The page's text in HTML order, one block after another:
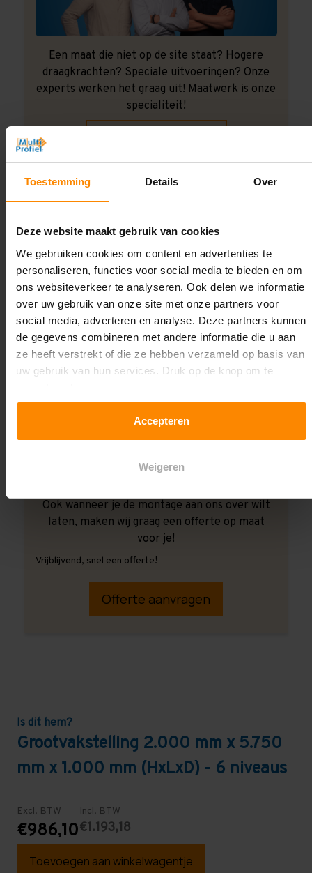
Toestemming Details Over
Deze website maakt gebruik van cookies
We gebruiken cookies om content en advertenties te
personaliseren, functies voor social media te bieden en om
ons websiteverkeer te analyseren. Ook delen we informatie
over uw gebruik van onze site met onze partners voor
social media, adverteren en analyse. Deze partners kunnen
de gegevens combineren met andere informatie die u aan
ze heeft verstrekt of die ze hebben verzameld op basis van
uw gebruik van hun services. Druk op de knop om te
accepteren!
Accepteren
Weigeren
Een maat die niet op de site staat? Hogere
draagkrachten? Speciale uitvoeringen? Onze
experts werken het graag uit! Maatwerk is onze
specialiteit!
Montage uitbesteden?
Ook wanneer je de montage aan ons over wilt
laten, maken wij graag een offerte op maat
voor je!
Vrijblijvend, snel een offerte!
Offerte aanvragen
Is dit hem?
Grootvakstelling 2.000 mm x 5.750
mm x 1.000 mm (HxLxD) - 6 niveaus
Excl. BTW
€986,10
Incl. BTW
€1.193,18
Toevoegen aan winkelwagentje